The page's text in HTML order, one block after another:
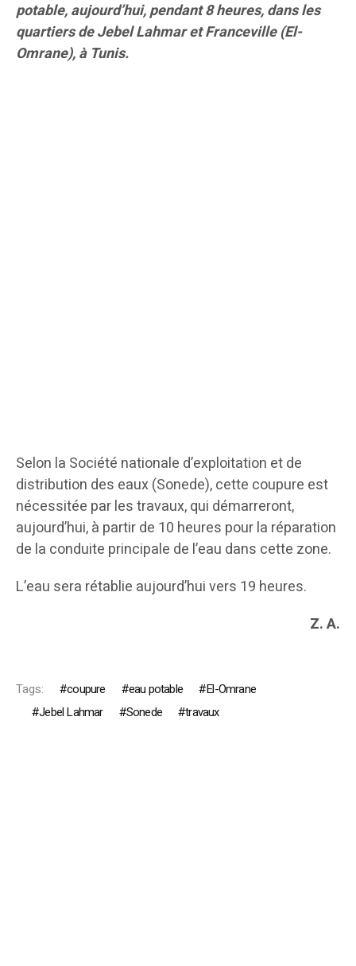
potable, aujourd’hui, pendant 8 heures, dans les
quartiers de Jebel Lahmar et Franceville (El-
Omrane), à Tunis.
Selon la Société nationale d’exploitation et de
distribution des eaux (Sonede), cette coupure est
nécessitée par les travaux, qui démarreront,
aujourd’hui, à partir de 10 heures pour la réparation
de la conduite principale de l’eau dans cette zone.
L’eau sera rétablie aujourd’hui vers 19 heures.
Z. A.
Tags: coupure eau potable
El-Omrane
Jebel Lahmar
Sonede travaux